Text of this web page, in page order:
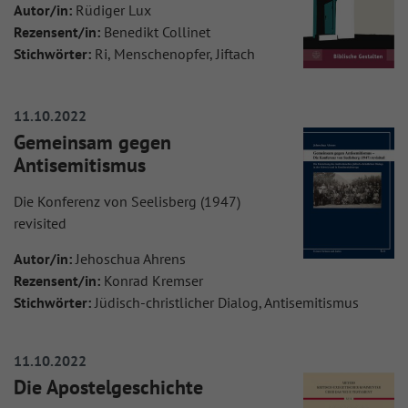
Autor/in: Rüdiger Lux
Rezensent/in: Benedikt Collinet
Stichwörter: Ri, Menschenopfer, Jiftach
11.10.2022
Gemeinsam gegen
Antisemitismus
Die Konferenz von Seelisberg (1947)
revisited
Autor/in: Jehoschua Ahrens
Rezensent/in: Konrad Kremser
Stichwörter: Jüdisch-christlicher Dialog, Antisemitismus
11.10.2022
Die Apostelgeschichte